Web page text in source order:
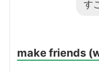
す
make friends